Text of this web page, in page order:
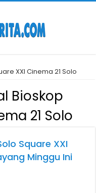
XXI Cinema 21 Solo
Bioskop
21 Solo
Square XXI
Minggu Ini